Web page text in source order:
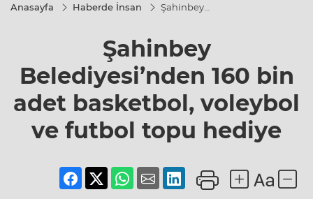
Anasayfa Haberde İnsan
Şahinbey
basketbol,
voleybol ve
futbol topu
hediye
Şahinbey
Belediyesi’nden 160 bin
adet basketbol, voleybol
ve futbol topu hediye